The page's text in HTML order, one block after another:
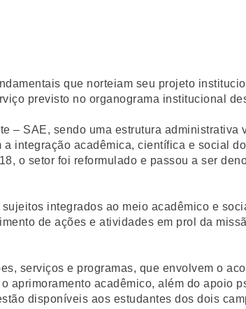
que norteiam seu projeto
previsto no organograma institucional
– SAE, sendo uma estrutura
integração acadêmica, científica e social
o setor foi reformulado e passou a ser
integrados ao meio acadêmico e
de ações e atividades em prol da
serviços e programas, que envolvem o
aprimoramento acadêmico, além do apoio
disponíveis aos estudantes dos dois